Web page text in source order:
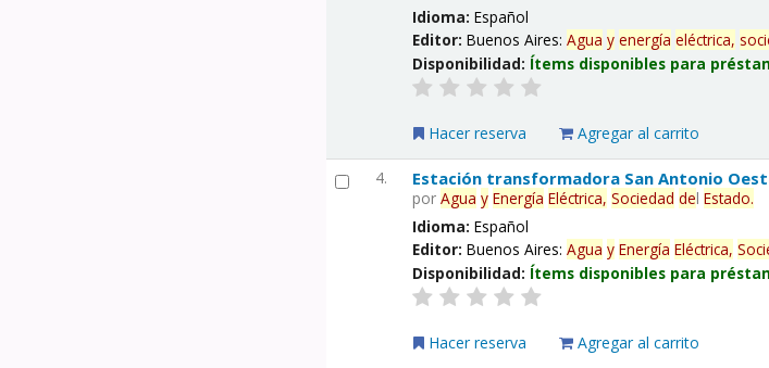
Idioma:Español
Editor:Buenos Aires:Agua y energía eléctrica,
Disponibilidad: Ítems disponibles para
Hacer reserva Agregar al carrito
4. Estación transformadora San Antonio
porAgua y Energía Eléctrica, Sociedad delEstado.
Idioma:Español
Editor:Buenos Aires:Agua y Energía Eléctrica,
Disponibilidad: Ítems disponibles para
Hacer reserva Agregar al carrito